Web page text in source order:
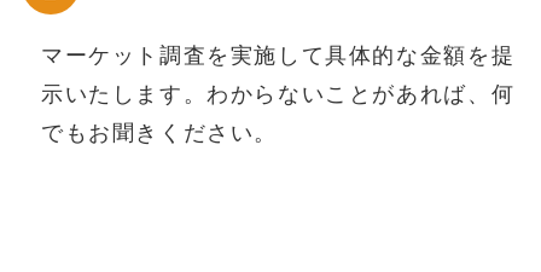
マーケット調査を実施して具体的な金額を提
示いたします。わからないことがあれば、何
でもお聞きください。